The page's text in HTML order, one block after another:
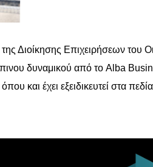
Διοίκησης Επιχειρήσεων του
δυναμικού από το Alba
και έχει εξειδικευτεί στα